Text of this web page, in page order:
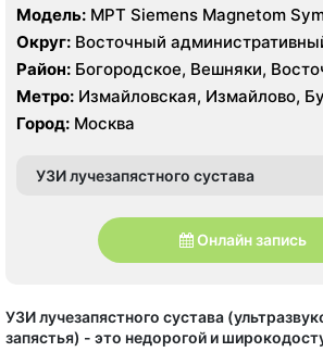
Модель: МРТ Siemens Magnetom
Округ: Восточный
Район: Богородское, Вешняки,
Измайлово, Гольяново, Ивановское,
Косино-Ухтомский, Метрогородок,
Новокосино, Перово,
Метро: Измайловская, Измайлово,
Рокоссовского, Новогиреево,
Партизанская, Первомайская,
Город: Москва
УЗИ лучезапястного сустава
Онлайн запись
УЗИ лучезапястного сустава
запястья) - это недорогой и